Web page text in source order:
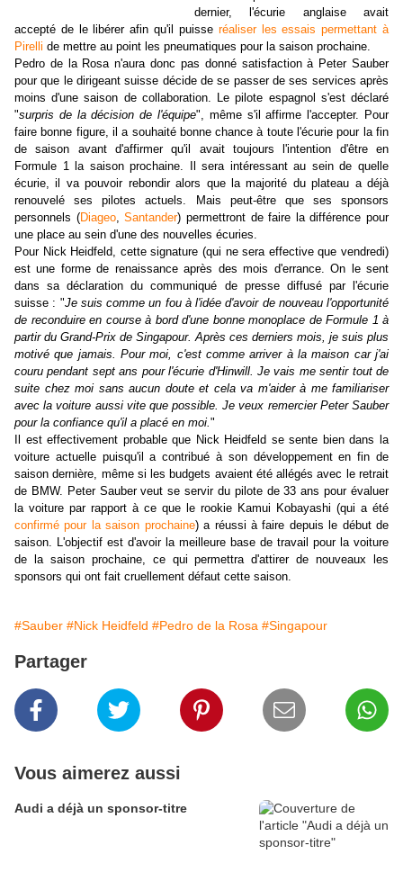
dernier, l'écurie anglaise avait
accepté de le libérer afin qu'il puisse réaliser les essais permettant à
Pirelli de mettre au point les pneumatiques pour la saison prochaine.
Pedro de la Rosa n'aura donc pas donné satisfaction à Peter Sauber
pour que le dirigeant suisse décide de se passer de ses services après
moins d'une saison de collaboration. Le pilote espagnol s'est déclaré
"surpris de la décision de l'équipe", même s'il affirme l'accepter. Pour
faire bonne figure, il a souhaité bonne chance à toute l'écurie pour la fin
de saison avant d'affirmer qu'il avait toujours l'intention d'être en
Formule 1 la saison prochaine. Il sera intéressant au sein de quelle
écurie, il va pouvoir rebondir alors que la majorité du plateau a déjà
renouvelé ses pilotes actuels. Mais peut-être que ses sponsors
personnels (Diageo,Santander) permettront de faire la différence pour
une place au sein d'une des nouvelles écuries.
Pour Nick Heidfeld, cette signature (qui ne sera effective que vendredi)
est une forme de renaissance après des mois d'errance. On le sent
dans sa déclaration du communiqué de presse diffusé par l'écurie
suisse : "Je suis comme un fou à l'idée d'avoir de nouveau l'opportunité
de reconduire en course à bord d'une bonne monoplace de Formule 1 à
partir du Grand-Prix de Singapour. Après ces derniers mois, je suis plus
motivé que jamais. Pour moi, c'est comme arriver à la maison car j'ai
couru pendant sept ans pour l'écurie d'Hinwill. Je vais me sentir tout de
suite chez moi sans aucun doute et cela va m'aider à me familiariser
avec la voiture aussi vite que possible. Je veux remercier Peter Sauber
pour la confiance qu'il a placé en moi."
Il est effectivement probable que Nick Heidfeld se sente bien dans la
voiture actuelle puisqu'il a contribué à son développement en fin de
saison dernière, même si les budgets avaient été allégés avec le retrait
de BMW. Peter Sauber veut se servir du pilote de 33 ans pour évaluer
la voiture par rapport à ce que le rookie Kamui Kobayashi (qui a été
confirmé pour la saison prochaine) a réussi à faire depuis le début de
saison. L'objectif est d'avoir la meilleure base de travail pour la voiture
de la saison prochaine, ce qui permettra d'attirer de nouveaux les
sponsors qui ont fait cruellement défaut cette saison.
#Sauber #Nick Heidfeld #Pedro de la Rosa #Singapour
Partager
Vous aimerez aussi
Audi a déjà un sponsor-titre